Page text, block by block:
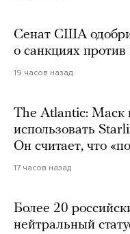
Сенат США
о санкциях против
19 часов назад
The Atlantic: Маск
использовать
Он считает, что
17 часов назад
Более 20
нейтральный